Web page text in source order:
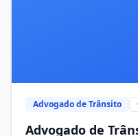
Advogado de Trânsito
Advogado de